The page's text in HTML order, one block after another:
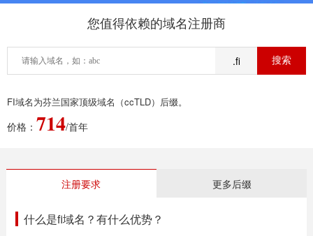
您值得依赖的域名注册商
.fi
FI域名为芬兰国家顶级域名（ccTLD）后缀。
价格： 714/首年
注册要求 更多后缀
什么是fi域名？有什么优势？